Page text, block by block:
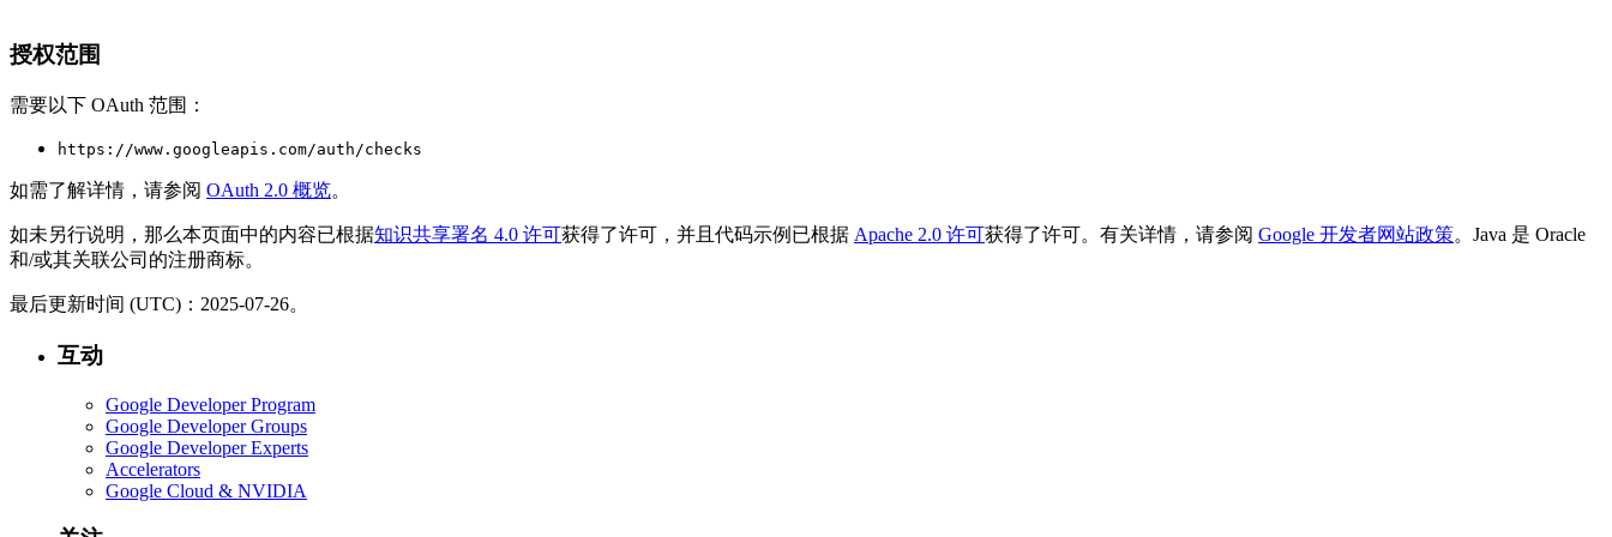
授权范围
需要以下 OAuth 范围：
https://www.googleapis.com/auth/checks
如需了解详情，请参阅 OAuth 2.0 概览。
如未另行说明，那么本页面中的内容已根据知识共享署名 4.0 许可获得了许可，并且代码示例已根据 Apache 2.0 许可获得了许可。有关详情，请参阅 Google 开发者网站政策。Java 是 Oracle
和/或其关联公司的注册商标。
最后更新时间 (UTC)：2025-07-26。
互动
Google Developer Program
Google Developer Groups
Google Developer Experts
Accelerators
Google Cloud & NVIDIA